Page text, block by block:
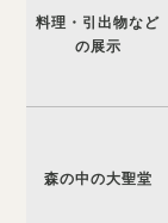
料理・引出物など
の展示
森の中の大聖堂